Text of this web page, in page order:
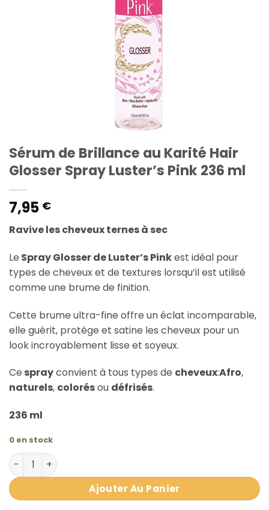
Sérum de Brillance au Karité Hair
Glosser Spray Luster’s Pink 236 ml
7,95 €
Ravive les cheveux ternes à sec
Le Spray Glosser de Luster’s Pinkest idéal pour
types de cheveux et de textures lorsqu’il est utilisé
comme une brume de finition.
Cette brume ultra-fine offre un éclat incomparable,
elle guérit, protège et satine les cheveux pour un
look incroyablement lisse et soyeux.
Ce sprayconvient à tous types de cheveux:Afro,
naturels, colorésou défrisés.
236 ml
0 en stock
quantité de Sérum de Brillance au Karité Hair Glosser
Ajouter Au Panier